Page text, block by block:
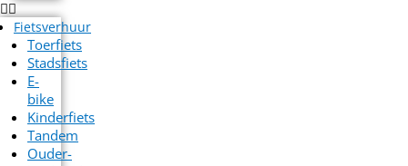
Fietsverhuur
Toerfiets
Stadsfiets
E-
bike
Kinderfiets
Tandem
Ouder-